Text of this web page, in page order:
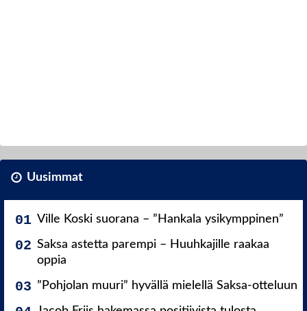
Uusimmat
Ville Koski suorana – ”Hankala ysikymppinen”
Saksa astetta parempi – Huuhkajille raakaa
oppia
”Pohjolan muuri” hyvällä mielellä Saksa-otteluun